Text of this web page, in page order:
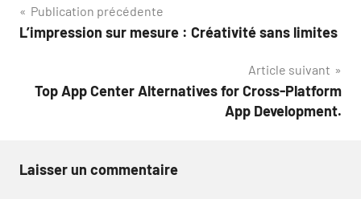
Navigation
de
Publication précédente
L’impression sur mesure : Créativité sans limites
Article suivant
Top App Center Alternatives for Cross-Platform
App Development.
Laisser un commentaire